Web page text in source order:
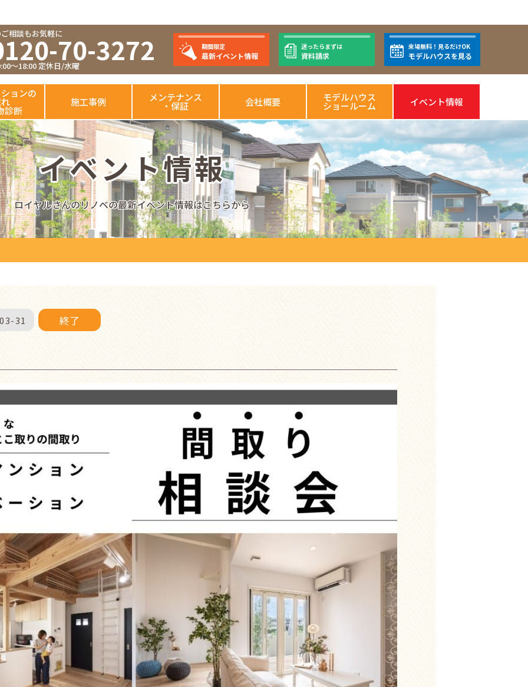
相談もお気軽に70-3272
～18:00 定休日/水曜
期間限定
最新イベント情報
迷ったらまずは
資料請求
来場無料！見るだけOK
モデルハウスを見る
ョンの
診断
施工事例 メンテナンス
・保証 会社概要 モデルハウス
ショールーム イベント情報
イベント情報
ロイヤルさんのリノベの最新イベント情報はこちらから
31 終了